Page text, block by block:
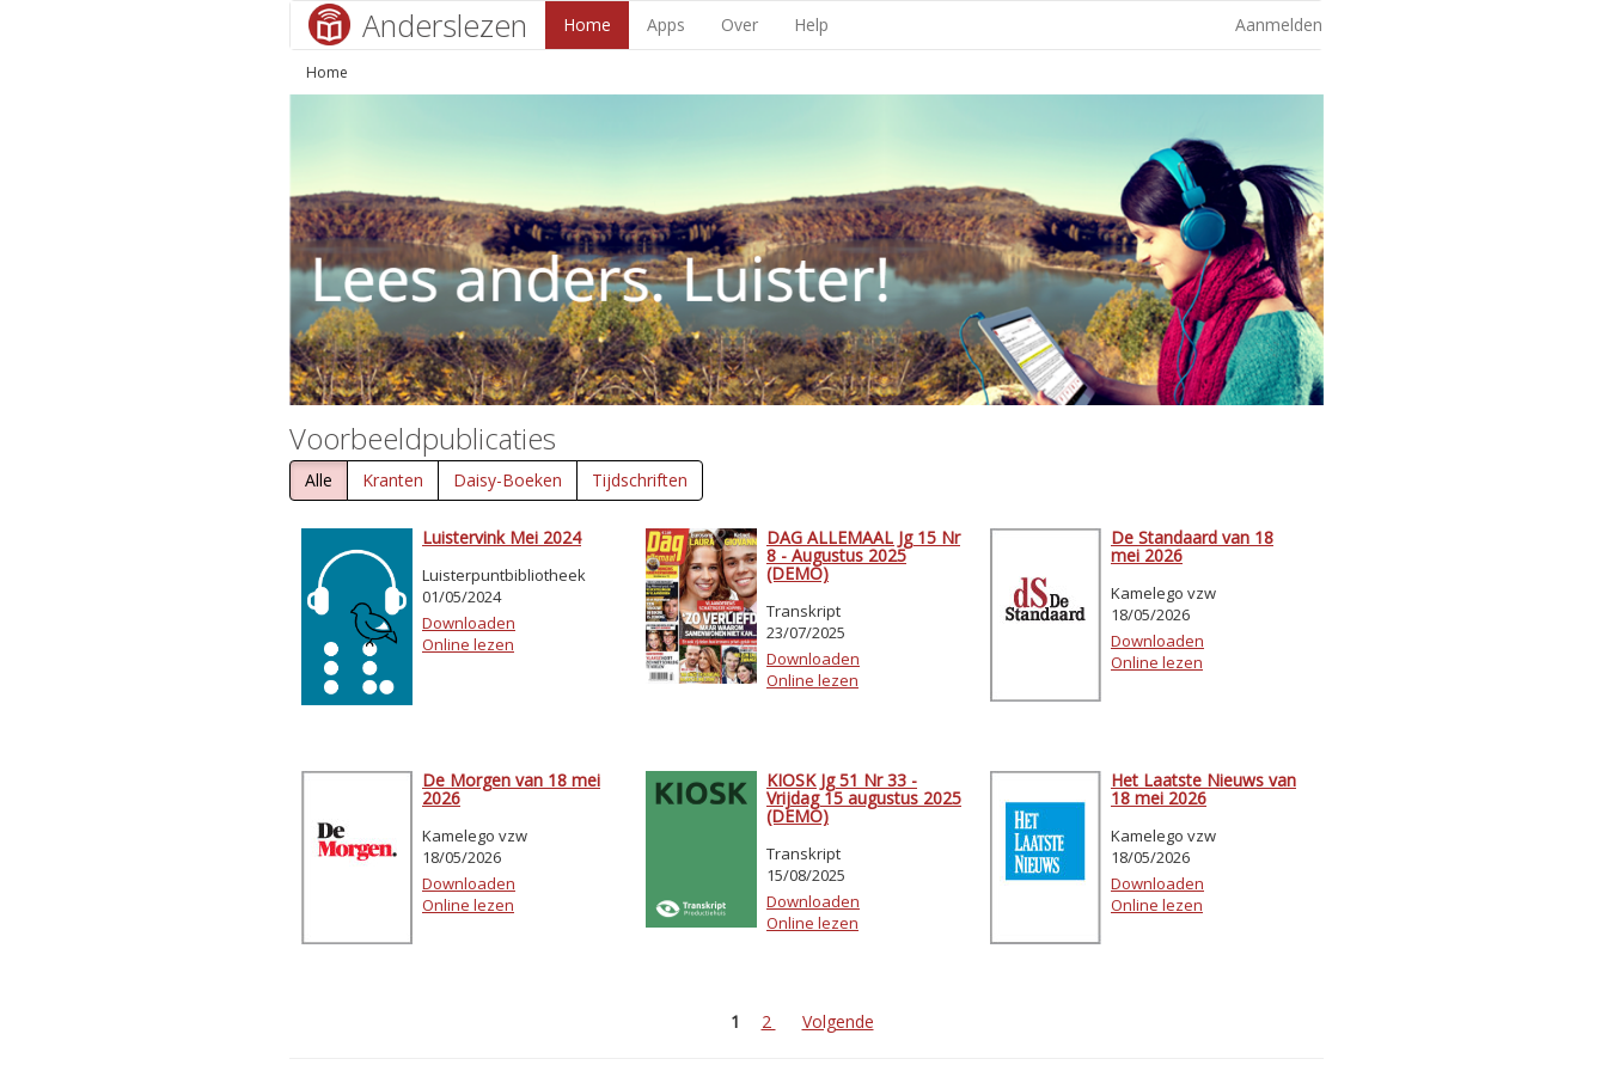
Anderslezen Home Apps Over Help Aanmelden
Home
Voorbeeldpublicaties
Alle Kranten Daisy-Boeken Tijdschriften
Luistervink Mei 2024
Luisterpuntbibliotheek
01/05/2024
Downloaden
Online lezen
DAG ALLEMAAL Jg 15 Nr
8 - Augustus 2025
(DEMO)
Transkript
23/07/2025
Downloaden
Online lezen
De Standaard van 18
mei 2026
Kamelego vzw
18/05/2026
Downloaden
Online lezen
De Morgen van 18 mei
2026
Kamelego vzw
18/05/2026
Downloaden
Online lezen
KIOSK Jg 51 Nr 33 -
Vrijdag 15 augustus 2025
(DEMO)
Transkript
15/08/2025
Downloaden
Online lezen
Het Laatste Nieuws van
18 mei 2026
Kamelego vzw
18/05/2026
Downloaden
Online lezen
1 2 Volgende